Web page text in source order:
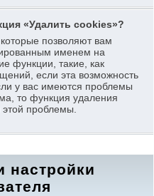
«Удалить cookies»?
позволяют вам
именем на
функции, такие, как
если эта возможность
у вас имеются проблемы
то функция удаления
проблемы.
настройки